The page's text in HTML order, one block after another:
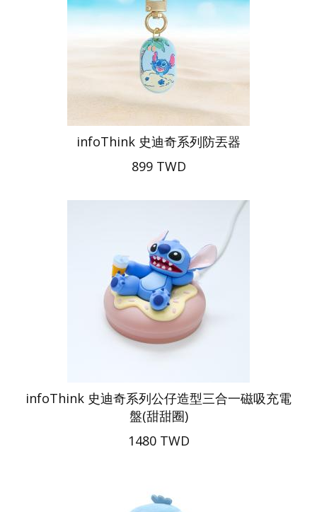
infoThink 史迪奇系列防丟器
899 TWD
infoThink 史迪奇系列公仔造型三合一磁吸充電
盤(甜甜圈)
1480 TWD